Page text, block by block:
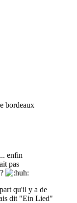
bordeaux
enfin
pas
qu'il y a de
dit "Ein Lied"